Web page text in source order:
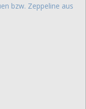
bzw. Zeppeline aus